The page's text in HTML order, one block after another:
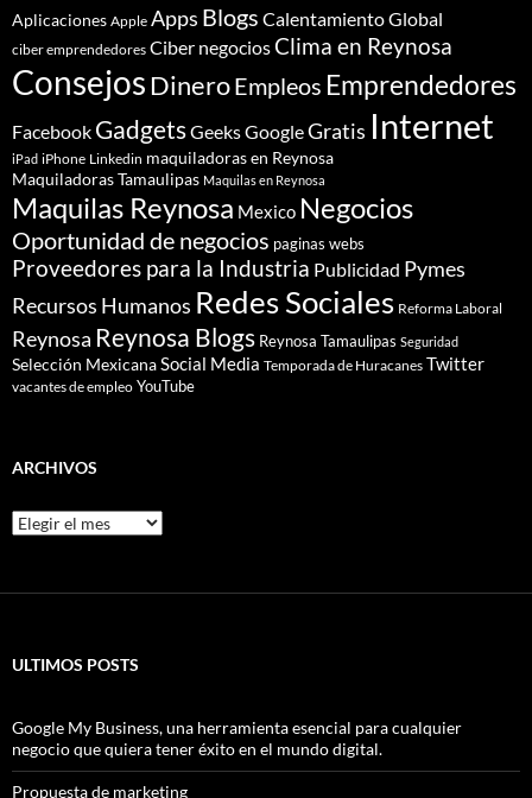
Aplicaciones Apple Apps Blogs Calentamiento Global
ciber emprendedores Ciber negociosClima en Reynosa
ConsejosDineroEmpleos Emprendedores
Facebook GadgetsGeeksGoogleGratis Internet
iPad iPhone Linkedin maquiladoras en Reynosa
Maquiladoras Tamaulipas Maquilas en Reynosa
Maquilas Reynosa Mexico Negocios
Oportunidad de negocios paginas webs
Proveedores para la Industria Publicidad Pymes
Recursos Humanos Redes Sociales Reforma Laboral
Reynosa Reynosa Blogs Reynosa Tamaulipas Seguridad
Selección MexicanaSocial Media Temporada de Huracanes Twitter
vacantes de empleo YouTube
ARCHIVOS
Archivos
ULTIMOS POSTS
Google My Business, una herramienta esencial para cualquier
negocio que quiera tener éxito en el mundo digital.
Propuesta de marketing